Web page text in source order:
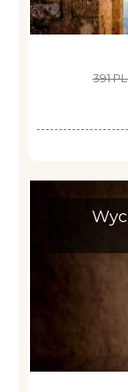
391